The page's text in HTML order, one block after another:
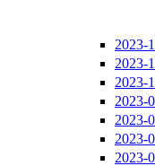
2023-
2023-
2023-
2023-
2023-
2023-
2023-